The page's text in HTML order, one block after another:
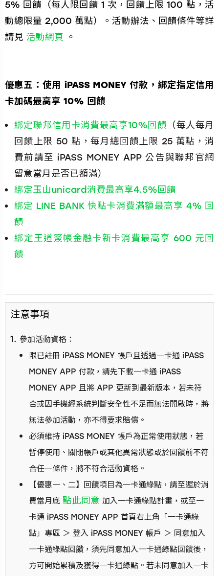
5% 回饋（每人限回饋 1 次，回饋上限 100 點，活
動總限量 2,000 萬點）。活動辦法、回饋條件等詳
請見 活動網頁 。
優惠五：使用 iPASS MONEY 付款，綁定指定信用
卡加碼最高享 10% 回饋
綁定聯邦信用卡消費最高享10%回饋 （每人每月
回饋上限 50 點，每月總回饋上限 25 萬點，消
費前請至 iPASS MONEY APP 公告與聯邦官網
留意當月是否已額滿）
綁定玉山unicard消費最高享4.5%回饋
綁定 LINE BANK 快點卡消費滿額最高享 4% 回
饋
綁定王道簽帳金融卡新卡消費最高享 600 元回
饋
⁠注意事項
參加活動資格：
限已註冊 iPASS MONEY 帳戶且透過一卡通 iPASS
MONEY APP 付款，請先下載一卡通 iPASS
MONEY APP 且將 APP 更新到最新版本，若未符
合或因手機經系統判斷安全性不足而無法開啟時，將
無法參加活動，亦不得要求賠償。
必須維持 iPASS MONEY 帳戶為正常使用狀態，若
暫停使用、關閉帳戶或其他異常狀態或於回饋前不符
合任一條件，將不符合活動資格。
【優惠一、二】回饋項目為一卡通綠點，請至遲於消
費當月底 點此同意 加入一卡通綠點計畫，或至一
卡通 iPASS MONEY APP 首頁右上角「一卡通綠
點」專區 ＞ 登入 iPASS MONEY 帳戶 ＞ 同意加入
一卡通綠點回饋，須先同意加入一卡通綠點回饋後，
方可開始累積及獲得一卡通綠點。若未同意加入一卡